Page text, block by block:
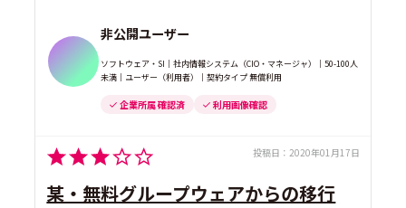
非公開ユーザー
ソフトウェア・SI｜社内情報システム（CIO・マネージャ）｜50-100人
未満｜ユーザー（利用者）｜契約タイプ 無償利用
企業所属 確認済 利用画像確認
投稿日： 2020年01月17日
某・無料グループウェアからの移行